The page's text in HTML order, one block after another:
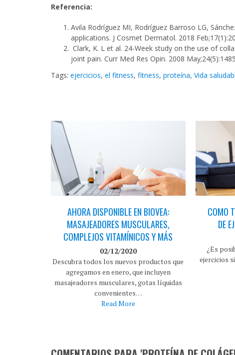
Referencia:
Avila Rodríguez MI, Rodríguez Barroso LG,
applications. J Cosmet Dermatol. 2018
Clark, K. L et al. 24-Week study on the use of
joint pain. Curr Med Res Opin. 2008
Tags: ejercicios, el fitness, fitness, proteína, Vida
AHORA DISPONIBLE EN BIOVEA:
MASAJEADORES MUSCULARES,
COMPLEJOS VITAMÍNICOS Y MÁS
02/12/2020
Descubra todos los nuevos productos que
agregamos en enero, que incluyen
masajeadores musculares, gotas líquidas
convenientes…
Read More
COMO
DE
¿Es
ejercicios